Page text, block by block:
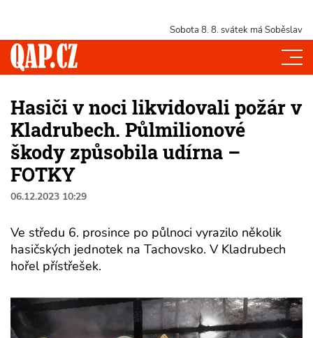
Sobota 8. 8. svátek má Soběslav
Hasiči v noci likvidovali požár v
Kladrubech. Půlmilionové
škody způsobila udírna –
FOTKY
06.12.2023 10:29
Ve středu 6. prosince po půlnoci vyrazilo několik
hasičských jednotek na Tachovsko. V Kladrubech
hořel přístřešek.